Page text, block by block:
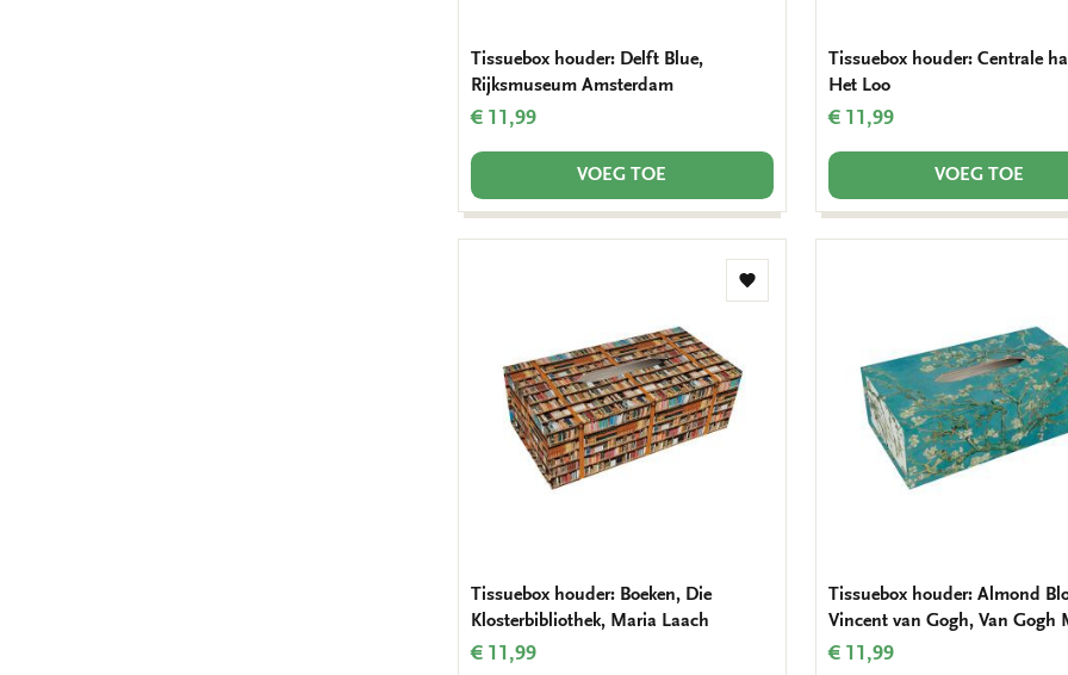
Tissuebox houder: Delft Blue,
Rijksmuseum Amsterdam
€ 11,99
VOEG TOE
Tissuebox houder: Centrale
Het Loo
€ 11,99
VOEG TOE
Toevoegen
Tissuebox houder: Boeken, Die
Klosterbibliothek, Maria Laach
€ 11,99
Tissuebox houder: Almond
Vincent van Gogh, Van Gogh
€ 11,99